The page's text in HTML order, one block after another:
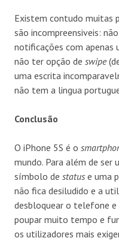
Existem contudo muitas
são incompreensiveis:
notificações com apenas
não ter opção de swipe
uma escrita
não tem a lingua
Conclusão
O iPhone 5S é o
mundo. Para além de ser
símbolo de status e uma
não fica desiludido e a
desbloquear o telefone e
poupar muito tempo e
os utilizadores mais